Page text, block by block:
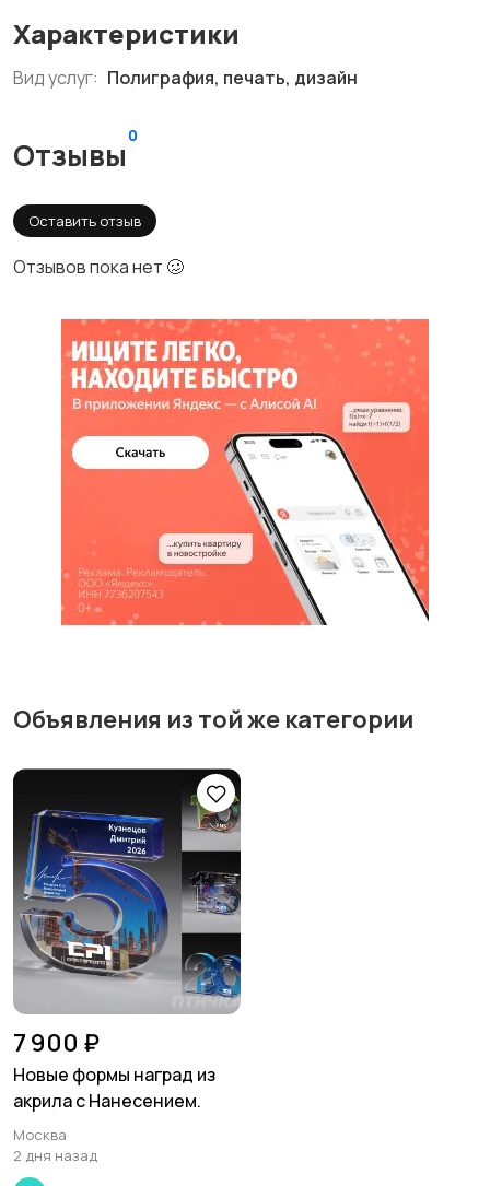
Характеристики
Вид услуг: Полиграфия, печать, дизайн
Отзывы
0
Оставить отзыв
Отзывов пока нет 🥴
Объявления из той же категории
7 900 ₽
Новые формы наград из
акрила с Нанесением.
Москва
2 дня назад